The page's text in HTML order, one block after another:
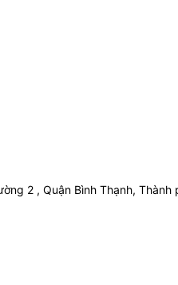
2 , Quận Bình Thạnh, Thành